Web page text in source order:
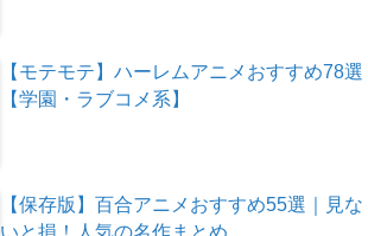
【モテモテ】ハーレムアニメおすすめ78選
【学園・ラブコメ系】
【保存版】百合アニメおすすめ55選｜見な
いと損！人気の名作まとめ